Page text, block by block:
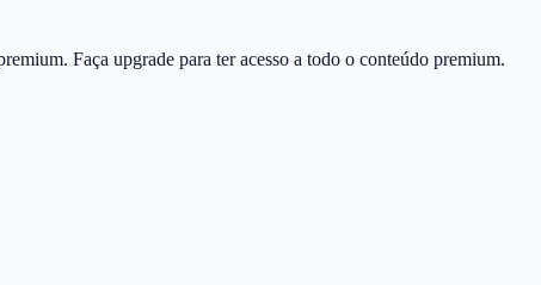
Faça upgrade para ter acesso a todo o conteúdo premium.